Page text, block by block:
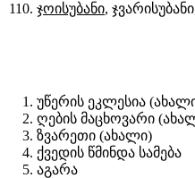
ჯოისუბანი,
უწერის ეკლესია
ღების მაცხოვარი
ზვარეთი (ახალი)
ქვედის წმინდა სამება
აგარა